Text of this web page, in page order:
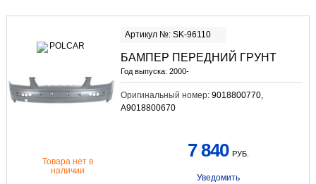
Артикул №: SK-96110
БАМПЕР ПЕРЕДНИЙ ГРУНТ
Год выпуска: 2000-
Оригинальный номер: 9018800770,
A9018800670
Товара нет в
наличии
7 840 РУБ.
Уведомить